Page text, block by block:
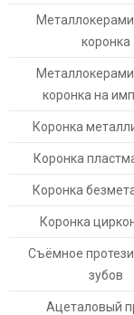
коронка
коронка на
Коронка
Коронка
Коронка
Коронка
Съёмное
зубов
Ацеталовый